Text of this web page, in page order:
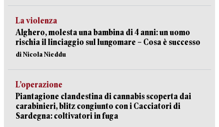
La violenza
Alghero, molesta una bambina di 4 anni: un uomo
rischia il linciaggio sul lungomare – Cosa è successo
di Nicola Nieddu
L’operazione
Piantagione clandestina di cannabis scoperta dai
carabinieri, blitz congiunto con i Cacciatori di
Sardegna: coltivatori in fuga